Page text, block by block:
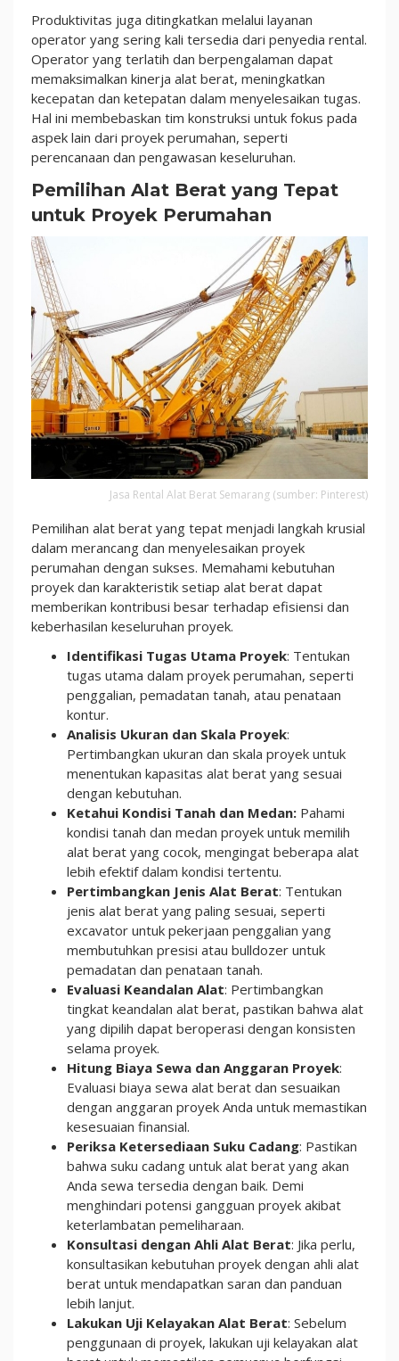
Produktivitas juga ditingkatkan melalui layanan
operator yang sering kali tersedia dari penyedia rental.
Operator yang terlatih dan berpengalaman dapat
memaksimalkan kinerja alat berat, meningkatkan
kecepatan dan ketepatan dalam menyelesaikan tugas.
Hal ini membebaskan tim konstruksi untuk fokus pada
aspek lain dari proyek perumahan, seperti
perencanaan dan pengawasan keseluruhan.
Pemilihan Alat Berat yang Tepat
untuk Proyek Perumahan
Jasa Rental Alat Berat Semarang (sumber: Pinterest)
Pemilihan alat berat yang tepat menjadi langkah krusial
dalam merancang dan menyelesaikan proyek
perumahan dengan sukses. Memahami kebutuhan
proyek dan karakteristik setiap alat berat dapat
memberikan kontribusi besar terhadap efisiensi dan
keberhasilan keseluruhan proyek.
Identifikasi Tugas Utama Proyek: Tentukan
tugas utama dalam proyek perumahan, seperti
penggalian, pemadatan tanah, atau penataan
kontur.
Analisis Ukuran dan Skala Proyek:
Pertimbangkan ukuran dan skala proyek untuk
menentukan kapasitas alat berat yang sesuai
dengan kebutuhan.
Ketahui Kondisi Tanah dan Medan: Pahami
kondisi tanah dan medan proyek untuk memilih
alat berat yang cocok, mengingat beberapa alat
lebih efektif dalam kondisi tertentu.
Pertimbangkan Jenis Alat Berat: Tentukan
jenis alat berat yang paling sesuai, seperti
excavator untuk pekerjaan penggalian yang
membutuhkan presisi atau bulldozer untuk
pemadatan dan penataan tanah.
Evaluasi Keandalan Alat: Pertimbangkan
tingkat keandalan alat berat, pastikan bahwa alat
yang dipilih dapat beroperasi dengan konsisten
selama proyek.
Hitung Biaya Sewa dan Anggaran Proyek:
Evaluasi biaya sewa alat berat dan sesuaikan
dengan anggaran proyek Anda untuk memastikan
kesesuaian finansial.
Periksa Ketersediaan Suku Cadang: Pastikan
bahwa suku cadang untuk alat berat yang akan
Anda sewa tersedia dengan baik. Demi
menghindari potensi gangguan proyek akibat
keterlambatan pemeliharaan.
Konsultasi dengan Ahli Alat Berat: Jika perlu,
konsultasikan kebutuhan proyek dengan ahli alat
berat untuk mendapatkan saran dan panduan
lebih lanjut.
Lakukan Uji Kelayakan Alat Berat: Sebelum
penggunaan di proyek, lakukan uji kelayakan alat